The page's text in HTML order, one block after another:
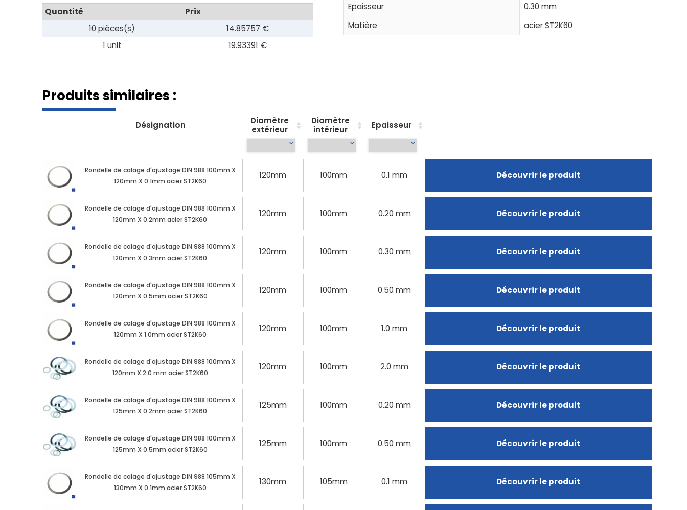
Quantité
Prix
10 pièces(s)
14.85757 €
1 unit
19.93391 €
Epaisseur
0.30 mm
Matière
acier ST2K60
Produits similaires :
Désignation
Diamètre
extérieur
Diamètre
intérieur
Epaisseur
Rondelle de calage d'ajustage DIN 988 100mm X
120mm X 0.1mm acier ST2K60
120mm 100mm 0.1 mm Découvrir le produit
Rondelle de calage d'ajustage DIN 988 100mm X
120mm X 0.2mm acier ST2K60
120mm 100mm 0.20 mm Découvrir le produit
Rondelle de calage d'ajustage DIN 988 100mm X
120mm X 0.3mm acier ST2K60
120mm 100mm 0.30 mm Découvrir le produit
Rondelle de calage d'ajustage DIN 988 100mm X
120mm X 0.5mm acier ST2K60
120mm 100mm 0.50 mm Découvrir le produit
Rondelle de calage d'ajustage DIN 988 100mm X
120mm X 1.0mm acier ST2K60
120mm 100mm 1.0 mm Découvrir le produit
Rondelle de calage d'ajustage DIN 988 100mm X
120mm X 2.0 mm acier ST2K60
120mm 100mm 2.0 mm Découvrir le produit
Rondelle de calage d'ajustage DIN 988 100mm X
125mm X 0.2mm acier ST2K60
125mm 100mm 0.20 mm Découvrir le produit
Rondelle de calage d'ajustage DIN 988 100mm X
125mm X 0.5mm acier ST2K60
125mm 100mm 0.50 mm Découvrir le produit
Rondelle de calage d'ajustage DIN 988 105mm X
130mm X 0.1mm acier ST2K60
130mm 105mm 0.1 mm Découvrir le produit